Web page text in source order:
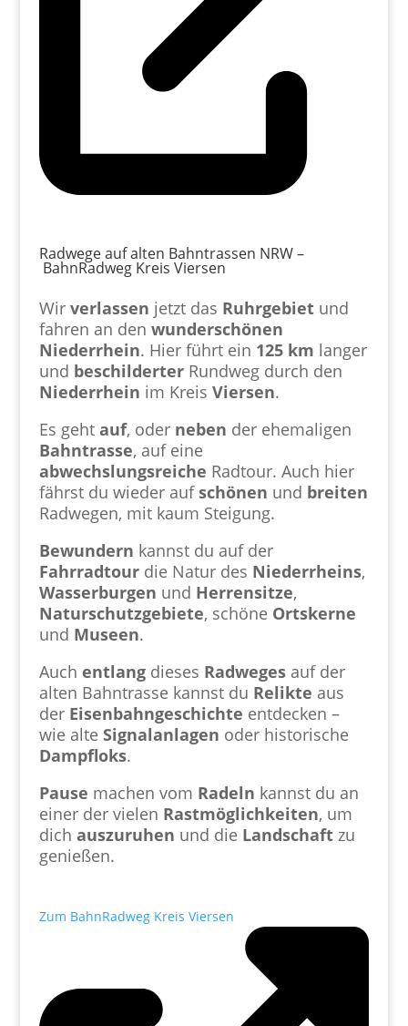
Radwege auf alten Bahntrassen NRW –
BahnRadweg Kreis Viersen
Wir verlassen jetzt das Ruhrgebietund
fahren an den wunderschönen
Niederrhein. Hier führt ein 125 km langer
und beschilderterRundweg durch den
Niederrhein im Kreis Viersen.
Es geht auf, oder neben der ehemaligen
Bahntrasse, auf eine
abwechslungsreiche Radtour. Auch hier
fährst du wieder aufschönen und breiten
Radwegen, mit kaum Steigung.
Bewundern kannst du auf der
Fahrradtourdie Natur des Niederrheins,
Wasserburgen und Herrensitze,
Naturschutzgebiete, schöne Ortskerne
und Museen.
Auch entlangdieses Radwegesauf der
alten Bahntrasse kannst du Relikte aus
der Eisenbahngeschichte entdecken –
wie alte Signalanlagen oder historische
Dampfloks.
Pause machen vom Radeln kannst du an
einer der vielen Rastmöglichkeiten, um
dich auszuruhen und die Landschaftzu
genießen.
Zum BahnRadweg Kreis Viersen